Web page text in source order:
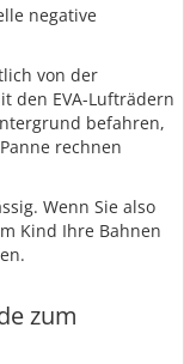
negative
von der
den EVA-Lufträdern
befahren,
rechnen
Wenn Sie also
Kind Ihre Bahnen
zum